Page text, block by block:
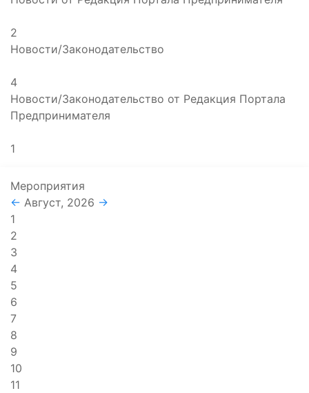
2
Новости/Законодательство
4
Новости/Законодательство от Редакция Портала
Предпринимателя
1
Мероприятия
← Август, 2026 →
1
2
3
4
5
6
7
8
9
10
11